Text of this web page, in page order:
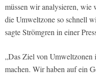
müssen wir analysieren, wie
die Umweltzone so schnell
sagte Strömgren in einer
„Das Ziel von Umweltzonen
machen. Wir haben auf ein